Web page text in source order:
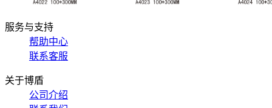
服务与支持
帮助中心
联系客服
关于博盾
公司介绍